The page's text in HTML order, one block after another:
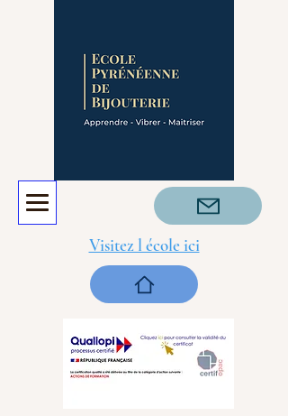
Visitez l école ici